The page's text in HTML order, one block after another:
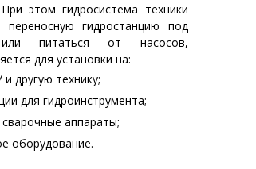
этом гидросистема техники
гидростанцию под
или питаться от насосов,
для установки на:
другую технику;
для гидроинструмента;
аппараты;
оборудование.